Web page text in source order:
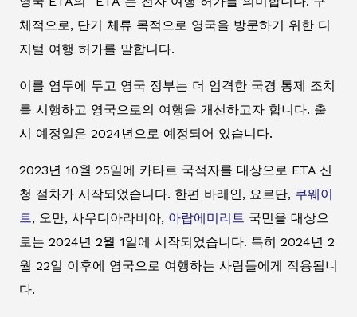
체적으로, 단기 체류 목적으로 영국을 방문하기 위한 디
지털 여행 허가를 말합니다.
이를 염두에 두고 영국 정부는 더 엄격한 국경 통제 조치
를 시행하고 영국으로의 여행을 개선하고자 합니다. 출
시 예정일은 2024년으로 예정되어 있습니다.
2023년 10월 25일에 카타르 국적자를 대상으로 ETA 신
청 절차가 시작되었습니다. 한편 바레인, 요르단, 쿠웨이
트, 오만, 사우디아라비아, 아랍에미리트 국민을 대상으
로는 2024년 2월 1일에 시작되었습니다. 특히 2024년 2
월 22일 이후에 영국으로 여행하는 사람들에게 적용됩니
다.